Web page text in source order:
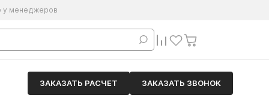
у менеджеров
ЗАКАЗАТЬ РАСЧЕТ ЗАКАЗАТЬ ЗВОНОК